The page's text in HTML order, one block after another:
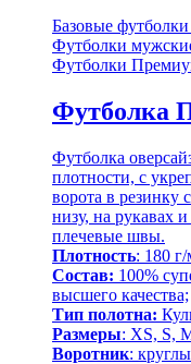
Базовые
Футболки
Футболки
Футболка
Футболка
плотности, с
ворота в резинку
низу, на рукавах
плечевые швы.
Плотность: 180
Состав: 100%
высшего качества;
Тип полотна:
Размеры: XS, S,
Воротник: